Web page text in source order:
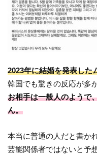
2023年に結婚を発表した
韓国でも驚きの反応が多
お相手は一般人のようで
ん。
本当に普通の人だと書か
芸能関係者ではないと予